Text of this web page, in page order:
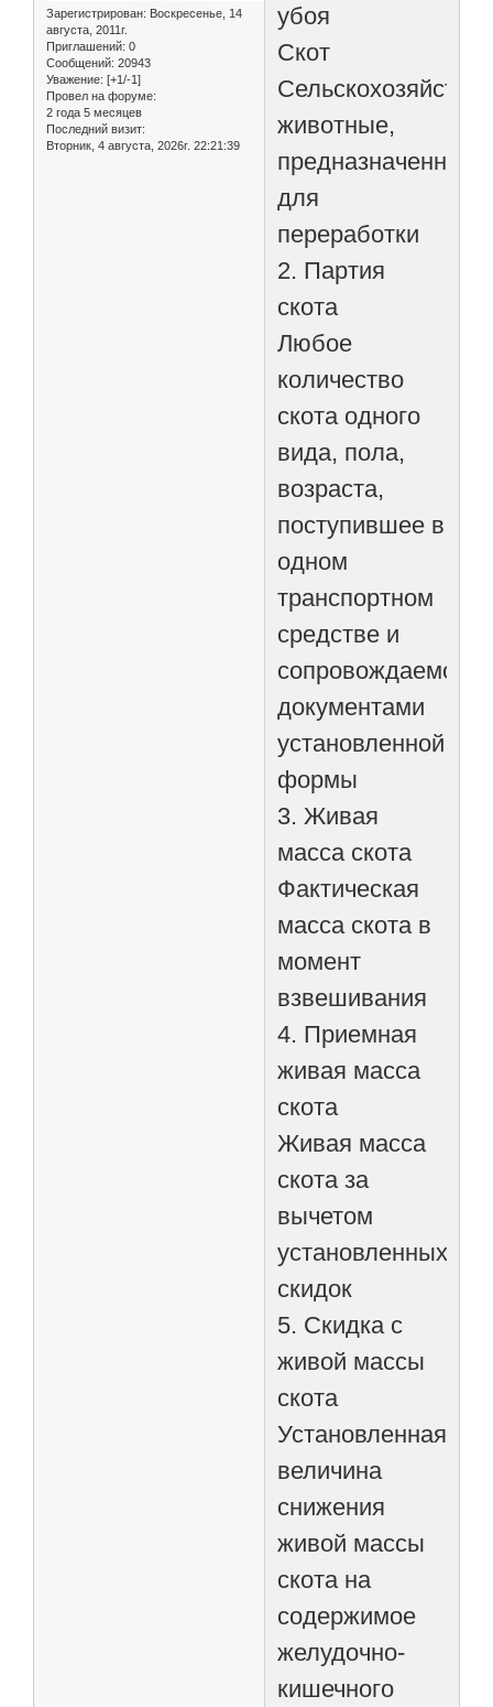
Зарегистрирован: Воскресенье, 14
августа, 2011г.
Приглашений: 0
Сообщений: 20943
Уважение: [+1/-1]
Провел на форуме:
2 года 5 месяцев
Последний визит:
Вторник, 4 августа, 2026г. 22:21:39
убоя
Скот
животные,
предназначенные
для
переработки
2. Партия
скота
Любое
количество
скота одного
вида, пола,
возраста,
поступившее в
одном
транспортном
средстве и
сопровождаемое
документами
установленной
формы
3. Живая
масса скота
Фактическая
масса скота в
момент
взвешивания
4. Приемная
живая масса
скота
Живая масса
скота за
вычетом
установленных
скидок
5. Скидка с
живой массы
скота
Установленная
величина
снижения
живой массы
скота на
содержимое
желудочно-
кишечного